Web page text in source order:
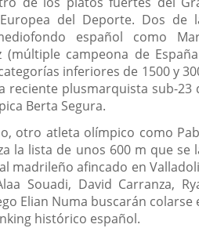
del Deporte. Dos de
español como
(múltiple campeona de
inferiores de 1500 y
reciente plusmarquista sub-23
Berta Segura.
otro atleta olímpico como
la lista de unos 600 m que se
madrileño afincado en
Souadi, David Carranza,
Elian Numa buscarán colarse
histórico español.